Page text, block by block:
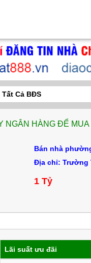
Tất Cả BĐS
NGÂN HÀNG ĐỂ
Bán nhà
Địa chỉ: Trường
1 Tỷ
Lãi suất ưu đãi